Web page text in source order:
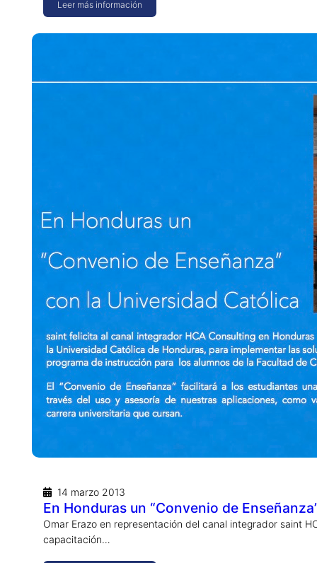
Leer más información
14 marzo 2013
En Honduras un “Convenio de
Omar Erazo en representación del canal integrador saint
capacitación…